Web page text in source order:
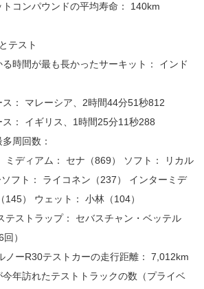
トコンパウンドの平均寿命： 140km
テスト
る時間が最も長かったサーキット： インド
ス： マレーシア、2時間44分51秒812
ス： イギリス、1時間25分11秒288
周回数：
ミディアム： セナ（869） ソフト： リカル
フト： ライコネン（237） インターミデ
145） ウェット： 小林（104）
テストラップ： セバスチャン・ベッテル
）
ノーR30テストカーの走行距離： 7,012km
今年訪れたテストトラックの数（プライベ